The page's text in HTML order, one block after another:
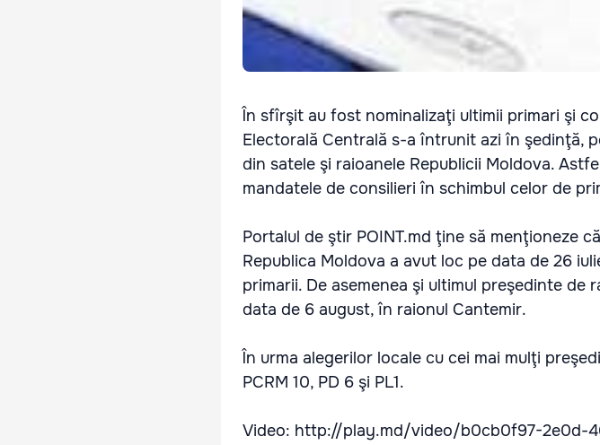
În sfîrşit au fost nominalizaţi ultimii primari şi
Electorală Centrală s-a întrunit azi în şedinţă,
din satele şi raioanele Republicii Moldova.
mandatele de consilieri în schimbul celor de
Portalul de ştir POINT.md ţine să menţioneze
Republica Moldova a avut loc pe data de 26
primarii. De asemenea şi ultimul preşedinte de
data de 6 august, în raionul Cantemir.
În urma alegerilor locale cu cei mai mulţi
PCRM 10, PD 6 şi PL1.
Video: http://play.md/video/b0cb0f97-2e0d-